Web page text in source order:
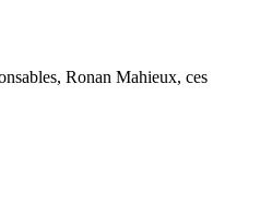
Ronan Mahieux, ces